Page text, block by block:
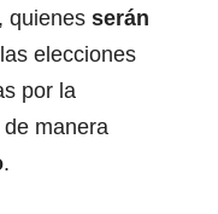
quienes serán
elecciones
por la
manera
.